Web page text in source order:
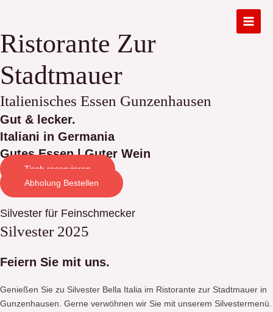
springen
Main
Ristorante Zur
Stadtmauer
Italienisches Essen Gunzenhausen
Gut & lecker.
Italiani in Germania
Gutes Essen | Guter Wein
Tisch reservieren
Abholung Bestellen
Silvester für Feinschmecker
Silvester 2025
Feiern Sie mit uns.
Genießen Sie zu Silvester Bella Italia im Ristorante zur Stadtmauer in
Gunzenhausen. Gerne verwöhnen wir Sie mit unserem Silvestermenü.